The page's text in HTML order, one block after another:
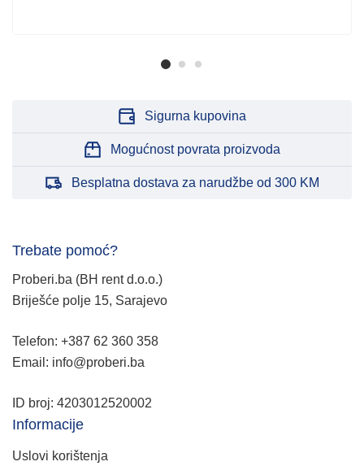
Sigurna kupovina
Mogućnost povrata proizvoda
Besplatna dostava za narudžbe od 300 KM
Trebate pomoć?
Proberi.ba (BH rent d.o.o.)
Briješće polje 15, Sarajevo
Telefon: +387 62 360 358
Email: info@proberi.ba
ID broj: 4203012520002
Informacije
Uslovi korištenja